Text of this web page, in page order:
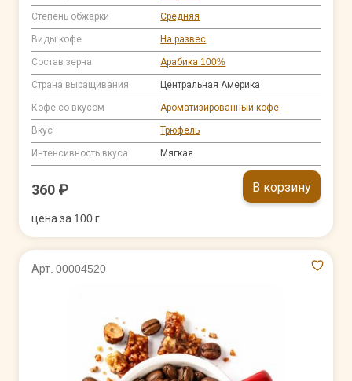
Степень обжарки Средняя
Виды кофе На развес
Состав зерна Арабика 100%
Страна выращивания Центральная Америка
Кофе со вкусом Ароматизированный кофе
Вкус Трюфель
Интенсивность вкуса Мягкая
360 ₽ В корзину
цена за 100 г
Арт. 00004520